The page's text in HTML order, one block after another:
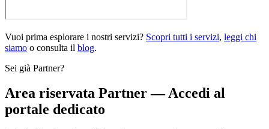
Vuoi prima esplorare i nostri servizi? Scopri tutti i servizi, leggi chi
siamo o consulta il blog.
Sei già Partner?
Area riservata Partner — Accedi al
portale dedicato